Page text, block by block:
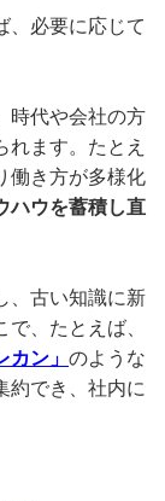
、必要に応じて
時代や会社の方
れます。たとえ
働き方が多様化
ハウを蓄積し直
、古い知識に新
、たとえば、
カン」 のような
約でき、社内に